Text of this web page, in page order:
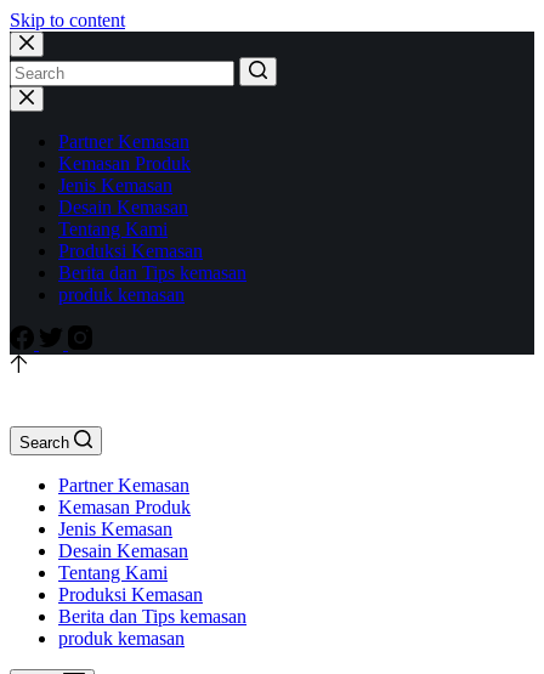
Skip to content
Partner Kemasan
Kemasan Produk
Jenis Kemasan
Desain Kemasan
Tentang Kami
Produksi Kemasan
Berita dan Tips kemasan
produk kemasan
Search
Partner Kemasan
Kemasan Produk
Jenis Kemasan
Desain Kemasan
Tentang Kami
Produksi Kemasan
Berita dan Tips kemasan
produk kemasan